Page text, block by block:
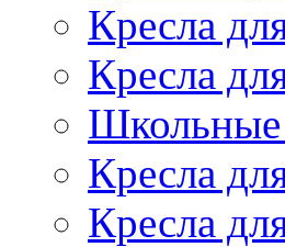
Кресла
Кресла
Школьные
Кресла
Кресла